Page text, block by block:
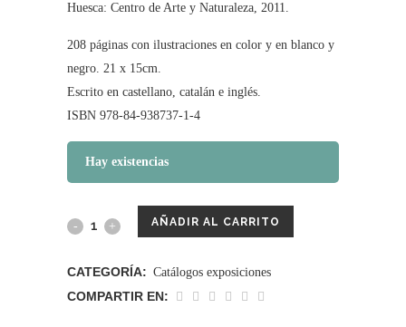
Huesca: Centro de Arte y Naturaleza, 2011.
208 páginas con ilustraciones en color y en blanco y
negro. 21 x 15cm.
Escrito en castellano, catalán e inglés.
ISBN 978-84-938737-1-4
Hay existencias
AÑADIR AL CARRITO
CATEGORÍA: Catálogos exposiciones
COMPARTIR EN: